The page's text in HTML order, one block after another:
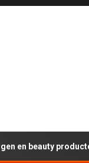
en beauty producten